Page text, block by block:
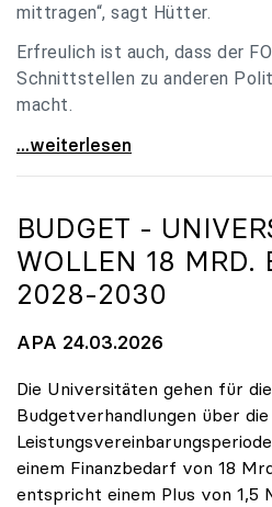
mittragen“, sagt Hütter.
Erfreulich ist auch, dass der
Schnittstellen zu anderen
macht.
uniko zu FORWIT-Analyse:
...weiterlesen
BUDGET -
WOLLEN 18 MRD.
2028-2030
APA 24.03.2026
Die Universitäten gehen für
Budgetverhandlungen über die
einem Finanzbedarf von 18
entspricht einem Plus von 1,5